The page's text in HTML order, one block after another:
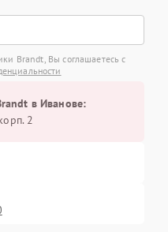
Brandt, Вы соглашаетесь с
в Иванове:
2